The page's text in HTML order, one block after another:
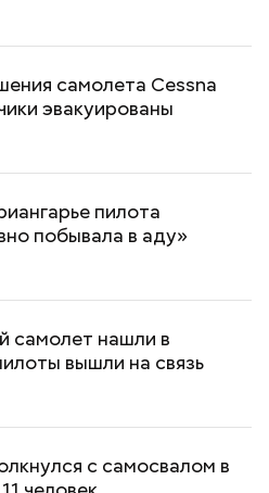
самолета Cessna
эвакуированы
пилота
побывала в аду»
самолет нашли в
вышли на связь
с самосвалом в